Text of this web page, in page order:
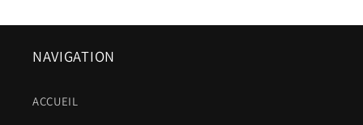
NAVIGATION
ACCUEIL